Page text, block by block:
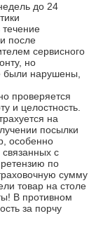
до 24
после
сервисного
но
были нарушены,
проверяется
и целостность.
на
посылки
особенно
с
по
сумму
товар на столе
В противном
за порчу